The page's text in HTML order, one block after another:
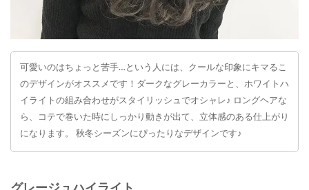
可愛いのはちょっと苦手…という人には、クールな印象にキマるこ
のデザインがオススメです！ダークなグレーカラーと、ホワイトハ
イライトの組み合わせがスタイリッシュでオシャレ♪ ロングヘアな
ら、コテで巻いた時にしっかり動きが出て、立体感のある仕上がり
になります。 秋冬シーズンにぴったりなデザインです♪